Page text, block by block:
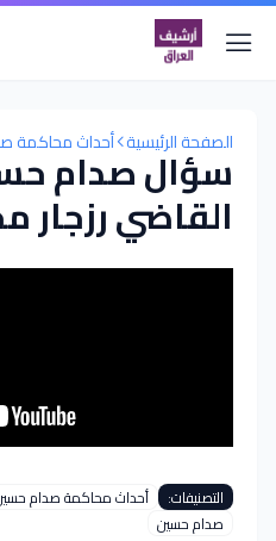
الصفحة الرئيسية أحداث محاكمةسؤال صدام
القاضي رزجار
التصنيفات: أحداث محاكمة صدام
صدام حسين